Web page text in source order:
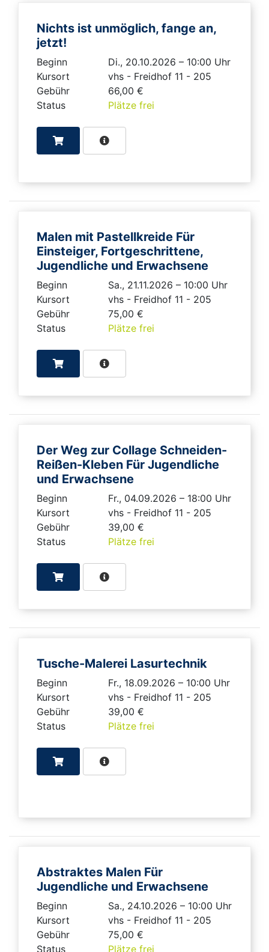
Nichts ist unmöglich, fange an,
jetzt!
Beginn
Di., 20.10.2026 – 10:00 Uhr
Kursort
vhs - Freidhof 11 - 205
Gebühr
66,00 €
Status
Plätze frei
Malen mit Pastellkreide Für
Einsteiger, Fortgeschrittene,
Jugendliche und Erwachsene
Beginn
Sa., 21.11.2026 – 10:00 Uhr
Kursort
vhs - Freidhof 11 - 205
Gebühr
75,00 €
Status
Plätze frei
Der Weg zur Collage Schneiden-
Reißen-Kleben Für Jugendliche
und Erwachsene
Beginn
Fr., 04.09.2026 – 18:00 Uhr
Kursort
vhs - Freidhof 11 - 205
Gebühr
39,00 €
Status
Plätze frei
Tusche-Malerei Lasurtechnik
Beginn
Fr., 18.09.2026 – 10:00 Uhr
Kursort
vhs - Freidhof 11 - 205
Gebühr
39,00 €
Status
Plätze frei
Abstraktes Malen Für
Jugendliche und Erwachsene
Beginn
Sa., 24.10.2026 – 10:00 Uhr
Kursort
vhs - Freidhof 11 - 205
Gebühr
75,00 €
Status
Plätze frei